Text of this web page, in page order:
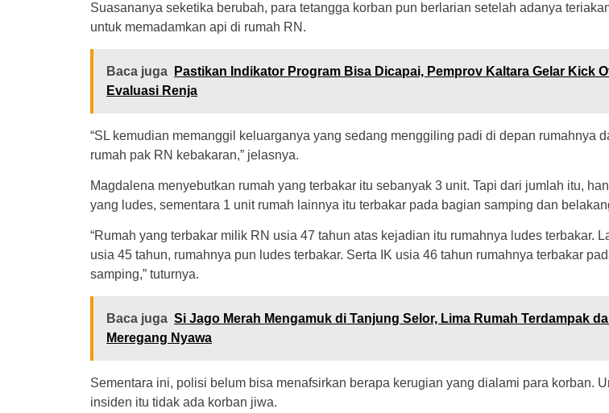
Suasananya seketika berubah, para tetangga korban pun berlarian setelah adanya
untuk memadamkan api di rumah RN.
Baca juga
Pastikan Indikator Program Bisa Dicapai, Pemprov Kaltara Gelar Kick
Evaluasi Renja
“SL kemudian memanggil keluarganya yang sedang menggiling padi di depan rumahnya
rumah pak RN kebakaran,” jelasnya.
Magdalena menyebutkan rumah yang terbakar itu sebanyak 3 unit. Tapi dari jumlah itu,
yang ludes, sementara 1 unit rumah lainnya itu terbakar pada bagian samping dan
“Rumah yang terbakar milik RN usia 47 tahun atas kejadian itu rumahnya ludes terbakar.
usia 45 tahun, rumahnya pun ludes terbakar. Serta IK usia 46 tahun rumahnya terbakar
samping,” tuturnya.
Baca juga Si Jago Merah Mengamuk di Tanjung Selor, Lima Rumah Terdampak
Meregang Nyawa
Sementara ini, polisi belum bisa menafsirkan berapa kerugian yang dialami para korban.
insiden itu tidak ada korban jiwa.